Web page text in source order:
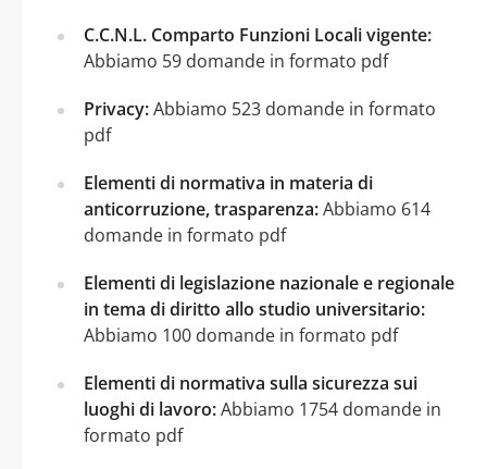
C.C.N.L. Comparto Funzioni Locali vigente:
Abbiamo 59 domande in formato pdf
Privacy:Abbiamo 523 domande in formato
pdf
Elementi di normativa in materia di
anticorruzione, trasparenza:Abbiamo 614
domande in formato pdf
Elementi di legislazione nazionale e regionale
in tema di diritto allo studio universitario:
Abbiamo 100 domande in formato pdf
Elementi di normativa sulla sicurezza sui
luoghi di lavoro:Abbiamo 1754 domande in
formato pdf